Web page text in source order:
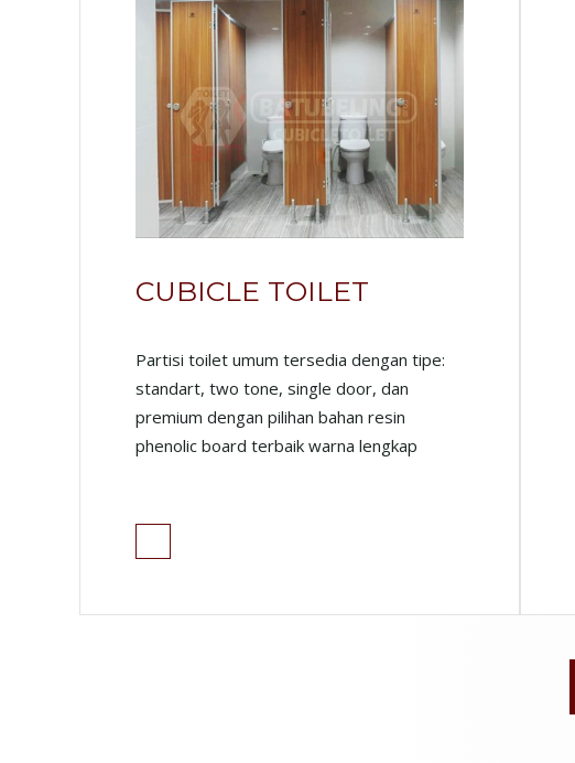
CUBICLE TOILET
Partisi toilet umum tersedia dengan tipe:
standart, two tone, single door, dan
premium dengan pilihan bahan resin
phenolic board terbaik warna lengkap